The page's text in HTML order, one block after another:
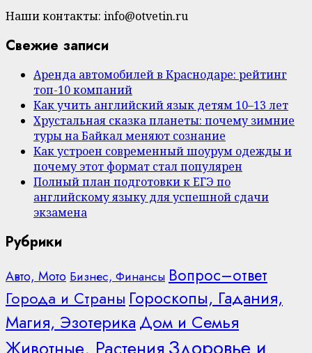
Наши контакты: info@otvetin.ru
Свежие записи
Аренда автомобилей в Краснодаре: рейтинг
топ-10 компаний
Как учить английский язык детям 10–13 лет
Хрустальная сказка планеты: почему зимние
туры на Байкал меняют сознание
Как устроен современный шоурум одежды и
почему этот формат стал популярен
Полный план подготовки к ЕГЭ по
английскому языку для успешной сдачи
экзамена
Рубрики
Авто, Мото Бизнес, Финансы Вопрос–ответ
Города и Страны Гороскопы, Гадания,
Магия, Эзотерика Дом и Семья
Животные, Растения Здоровье и